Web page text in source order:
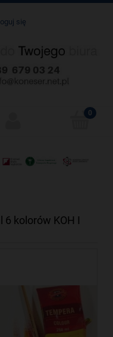
się
6 kolorów KOH I